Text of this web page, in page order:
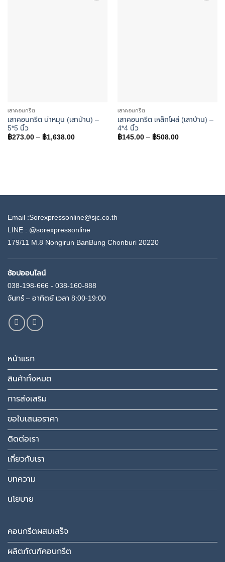
เสาคอนกรีต
เสาคอนกรีต บ่าหมุน (เสาบ้าน) –
5*5 นิ้ว
฿273.00 – ฿1,638.00Price
เสาคอนกรีต
เสาคอนกรีต เหล็กโผล่ (เสาบ้าน) –
4*4 นิ้ว
฿145.00 – ฿508.00Price
Email :Sorexpressonline@sjc.co.th
LINE : @sorexpressonline
179/11 M.8 Nongirun BanBung Chonburi 20220
ช้อปออนไลน์
038-198-666 - 038-160-888
จันทร์ – อาทิตย์ เวลา 8:00-19:00
หน้าแรก
สินค้าทั้งหมด
การส่งเสริม
ขอใบเสนอราคา
ติดต่อเรา
เกี่ยวกับเรา
บทความ
นโยบาย
คอนกรีตผสมเสร็จ
ผลิตภัณฑ์คอนกรีต